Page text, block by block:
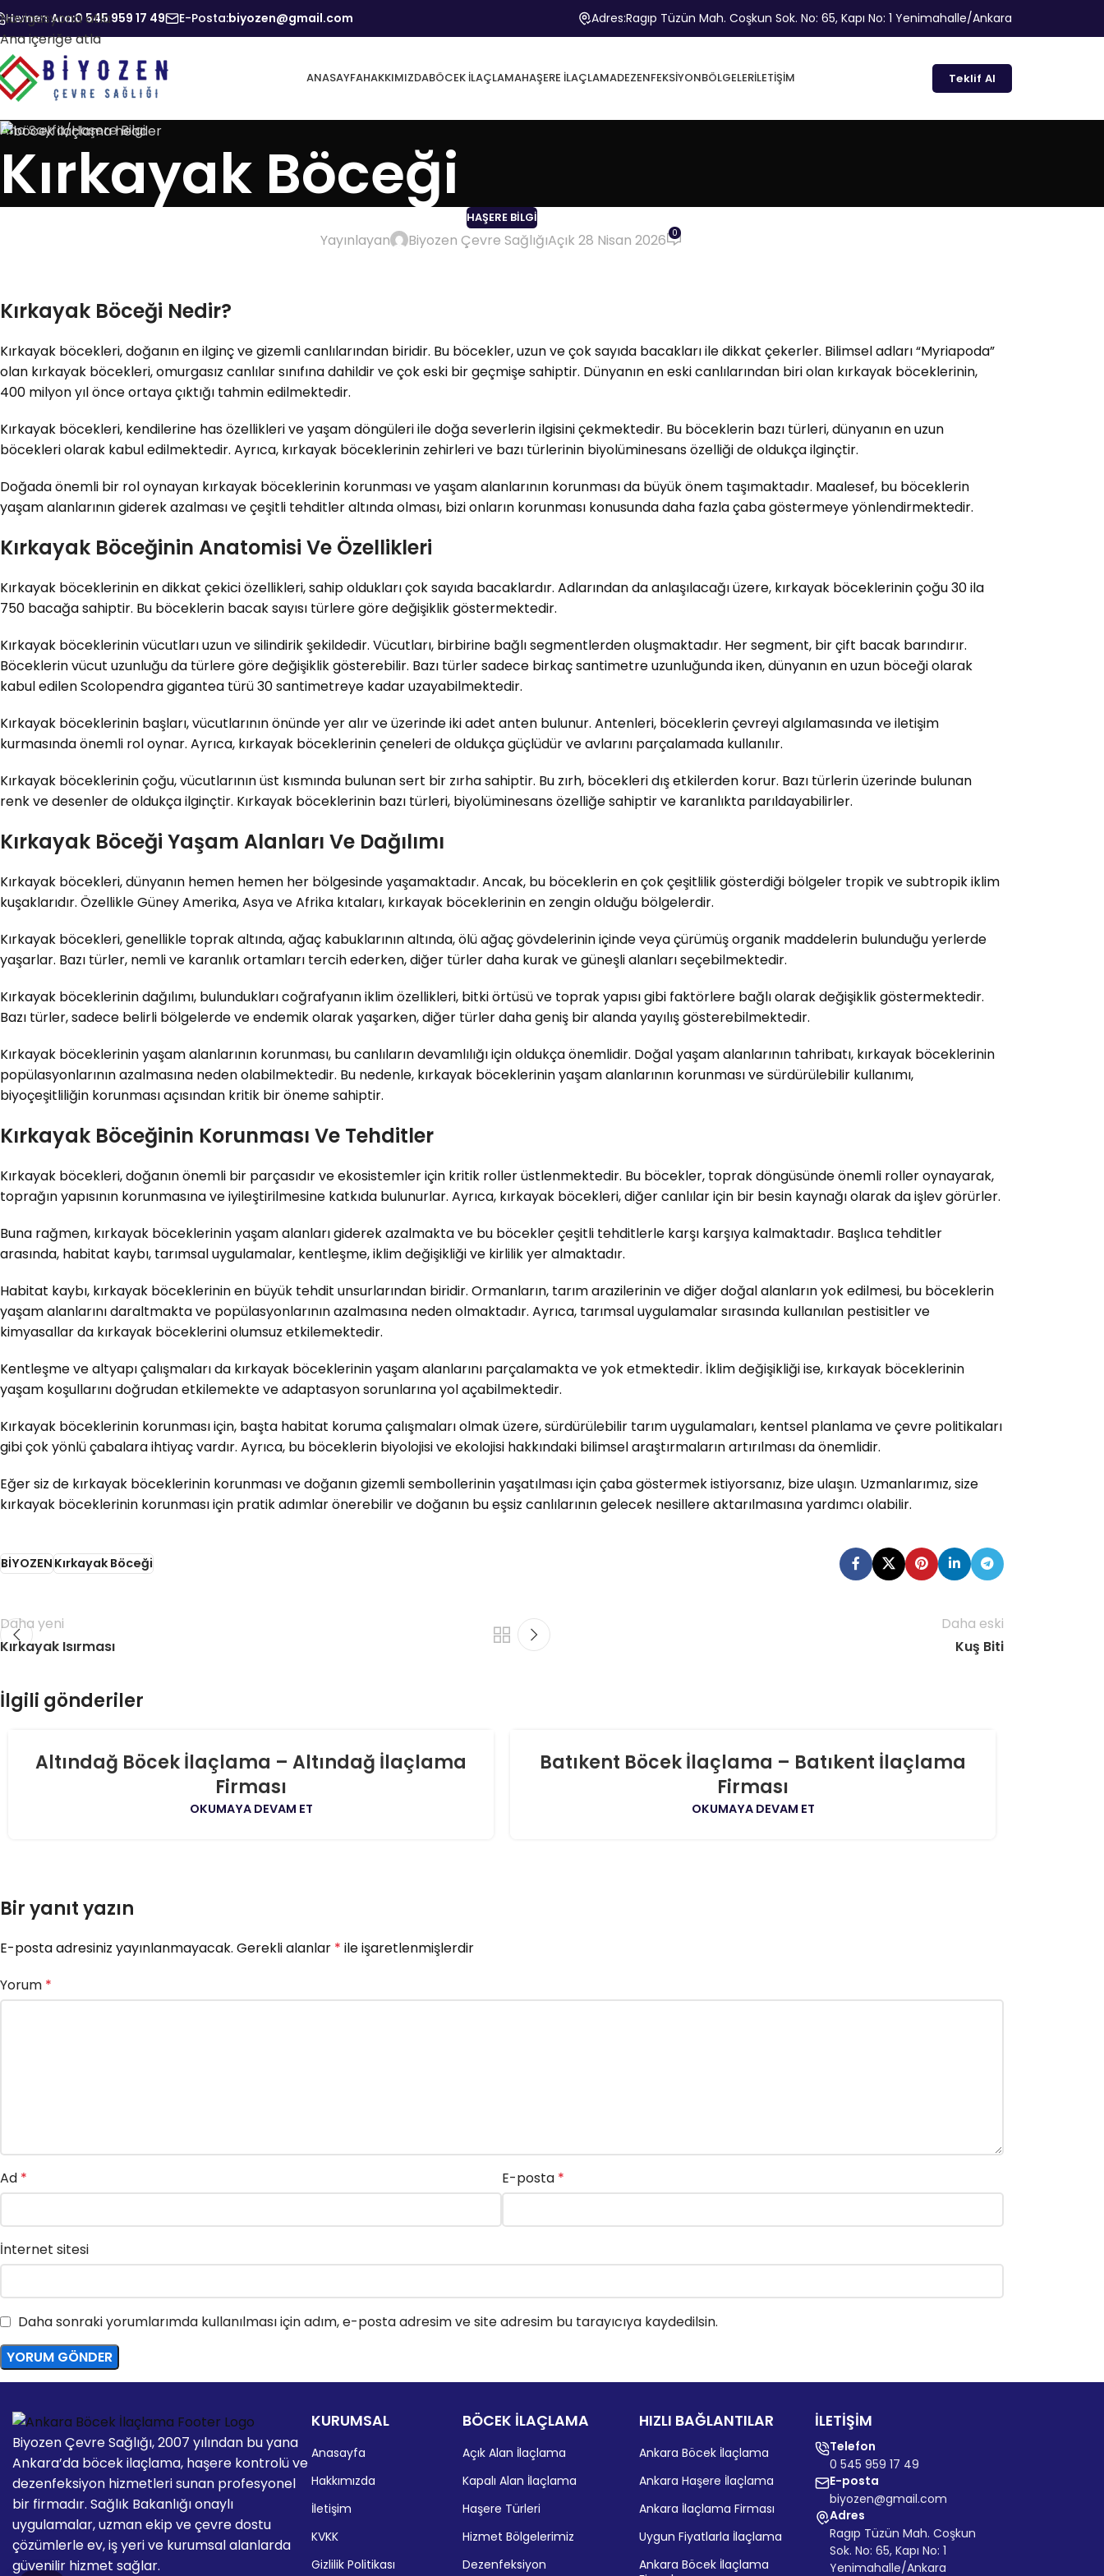
Navigasyona atla
Ana içeriğe atla
Hemen Ara:0 545 959 17 49 E-Posta:biyozen@gmail.com Adres:Ragıp Tüzün Mah. Coşkun Sok. No: 65, Kapı No: 1 Yenimahalle/Ankara
ANASAYFAHAKKIMIZDABÖCEK İLAÇLAMAHAŞERE İLAÇLAMADEZENFEKSIYONBÖLGELERİLETIŞIM Teklif Al
Ana Sayfa Haşere Bilgi
Kırkayak Böceği
HAŞERE BILGI
Yayınlayan Biyozen Çevre SağlığıAçık 28 Nisan 2026 0
Kırkayak Böceği Nedir?
Kırkayak böcekleri, doğanın en ilginç ve gizemli canlılarından biridir. Bu böcekler, uzun ve çok sayıda bacakları ile dikkat çekerler. Bilimsel adları “Myriapoda”
olan kırkayak böcekleri, omurgasız canlılar sınıfına dahildir ve çok eski bir geçmişe sahiptir. Dünyanın en eski canlılarından biri olan kırkayak böceklerinin,
400 milyon yıl önce ortaya çıktığı tahmin edilmektedir.
Kırkayak böcekleri, kendilerine has özellikleri ve yaşam döngüleri ile doğa severlerin ilgisini çekmektedir. Bu böceklerin bazı türleri, dünyanın en uzun
böcekleri olarak kabul edilmektedir. Ayrıca, kırkayak böceklerinin zehirleri ve bazı türlerinin biyolüminesans özelliği de oldukça ilginçtir.
Doğada önemli bir rol oynayan kırkayak böceklerinin korunması ve yaşam alanlarının korunması da büyük önem taşımaktadır. Maalesef, bu böceklerin
yaşam alanlarının giderek azalması ve çeşitli tehditler altında olması, bizi onların korunması konusunda daha fazla çaba göstermeye yönlendirmektedir.
Kırkayak Böceğinin Anatomisi Ve Özellikleri
Kırkayak böceklerinin en dikkat çekici özellikleri, sahip oldukları çok sayıda bacaklardır. Adlarından da anlaşılacağı üzere, kırkayak böceklerinin çoğu 30 ila
750 bacağa sahiptir. Bu böceklerin bacak sayısı türlere göre değişiklik göstermektedir.
Kırkayak böceklerinin vücutları uzun ve silindirik şekildedir. Vücutları, birbirine bağlı segmentlerden oluşmaktadır. Her segment, bir çift bacak barındırır.
Böceklerin vücut uzunluğu da türlere göre değişiklik gösterebilir. Bazı türler sadece birkaç santimetre uzunluğunda iken, dünyanın en uzun böceği olarak
kabul edilen Scolopendra gigantea türü 30 santimetreye kadar uzayabilmektedir.
Kırkayak böceklerinin başları, vücutlarının önünde yer alır ve üzerinde iki adet anten bulunur. Antenleri, böceklerin çevreyi algılamasında ve iletişim
kurmasında önemli rol oynar. Ayrıca, kırkayak böceklerinin çeneleri de oldukça güçlüdür ve avlarını parçalamada kullanılır.
Kırkayak böceklerinin çoğu, vücutlarının üst kısmında bulunan sert bir zırha sahiptir. Bu zırh, böcekleri dış etkilerden korur. Bazı türlerin üzerinde bulunan
renk ve desenler de oldukça ilginçtir. Kırkayak böceklerinin bazı türleri, biyolüminesans özelliğe sahiptir ve karanlıkta parıldayabilirler.
Kırkayak Böceği Yaşam Alanları Ve Dağılımı
Kırkayak böcekleri, dünyanın hemen hemen her bölgesinde yaşamaktadır. Ancak, bu böceklerin en çok çeşitlilik gösterdiği bölgeler tropik ve subtropik iklim
kuşaklarıdır. Özellikle Güney Amerika, Asya ve Afrika kıtaları, kırkayak böceklerinin en zengin olduğu bölgelerdir.
Kırkayak böcekleri, genellikle toprak altında, ağaç kabuklarının altında, ölü ağaç gövdelerinin içinde veya çürümüş organik maddelerin bulunduğu yerlerde
yaşarlar. Bazı türler, nemli ve karanlık ortamları tercih ederken, diğer türler daha kurak ve güneşli alanları seçebilmektedir.
Kırkayak böceklerinin dağılımı, bulundukları coğrafyanın iklim özellikleri, bitki örtüsü ve toprak yapısı gibi faktörlere bağlı olarak değişiklik göstermektedir.
Bazı türler, sadece belirli bölgelerde ve endemik olarak yaşarken, diğer türler daha geniş bir alanda yayılış gösterebilmektedir.
Kırkayak böceklerinin yaşam alanlarının korunması, bu canlıların devamlılığı için oldukça önemlidir. Doğal yaşam alanlarının tahribatı, kırkayak böceklerinin
popülasyonlarının azalmasına neden olabilmektedir. Bu nedenle, kırkayak böceklerinin yaşam alanlarının korunması ve sürdürülebilir kullanımı,
biyoçeşitliliğin korunması açısından kritik bir öneme sahiptir.
Kırkayak Böceğinin Korunması Ve Tehditler
Kırkayak böcekleri, doğanın önemli bir parçasıdır ve ekosistemler için kritik roller üstlenmektedir. Bu böcekler, toprak döngüsünde önemli roller oynayarak,
toprağın yapısının korunmasına ve iyileştirilmesine katkıda bulunurlar. Ayrıca, kırkayak böcekleri, diğer canlılar için bir besin kaynağı olarak da işlev görürler.
Buna rağmen, kırkayak böceklerinin yaşam alanları giderek azalmakta ve bu böcekler çeşitli tehditlerle karşı karşıya kalmaktadır. Başlıca tehditler
arasında, habitat kaybı, tarımsal uygulamalar, kentleşme, iklim değişikliği ve kirlilik yer almaktadır.
Habitat kaybı, kırkayak böceklerinin en büyük tehdit unsurlarından biridir. Ormanların, tarım arazilerinin ve diğer doğal alanların yok edilmesi, bu böceklerin
yaşam alanlarını daraltmakta ve popülasyonlarının azalmasına neden olmaktadır. Ayrıca, tarımsal uygulamalar sırasında kullanılan pestisitler ve
kimyasallar da kırkayak böceklerini olumsuz etkilemektedir.
Kentleşme ve altyapı çalışmaları da kırkayak böceklerinin yaşam alanlarını parçalamakta ve yok etmektedir. İklim değişikliği ise, kırkayak böceklerinin
yaşam koşullarını doğrudan etkilemekte ve adaptasyon sorunlarına yol açabilmektedir.
Kırkayak böceklerinin korunması için, başta habitat koruma çalışmaları olmak üzere, sürdürülebilir tarım uygulamaları, kentsel planlama ve çevre politikaları
gibi çok yönlü çabalara ihtiyaç vardır. Ayrıca, bu böceklerin biyolojisi ve ekolojisi hakkındaki bilimsel araştırmaların artırılması da önemlidir.
Eğer siz de kırkayak böceklerinin korunması ve doğanın gizemli sembollerinin yaşatılması için çaba göstermek istiyorsanız, bize ulaşın. Uzmanlarımız, size
kırkayak böceklerinin korunması için pratik adımlar önerebilir ve doğanın bu eşsiz canlılarının gelecek nesillere aktarılmasına yardımcı olabilir.
BİYOZENKırkayak Böceği
Daha yeni
Kırkayak Isırması
Daha eski
Kuş Biti
İlgili gönderiler
06
AĞUAltındağ Böcek İlaçlama – Altındağ İlaçlama
Firması
OKUMAYA DEVAM ET
06
AĞUBatıkent Böcek İlaçlama – Batıkent İlaçlama
Firması
OKUMAYA DEVAM ET
Bir yanıt yazın
E-posta adresiniz yayınlanmayacak. Gerekli alanlar * ile işaretlenmişlerdir
Yorum *
Ad * E-posta *
İnternet sitesi
Daha sonraki yorumlarımda kullanılması için adım, e-posta adresim ve site adresim bu tarayıcıya kaydedilsin.
Biyozen Çevre Sağlığı, 2007 yılından bu yana
Ankara’da böcek ilaçlama, haşere kontrolü ve
dezenfeksiyon hizmetleri sunan profesyonel
bir firmadır. Sağlık Bakanlığı onaylı
uygulamalar, uzman ekip ve çevre dostu
çözümlerle ev, iş yeri ve kurumsal alanlarda
güvenilir hizmet sağlar.
KURUMSAL
Anasayfa
Hakkımızda
İletişim
KVKK
Gizlilik Politikası
BÖCEK İLAÇLAMA
Açık Alan İlaçlama
Kapalı Alan İlaçlama
Haşere Türleri
Hizmet Bölgelerimiz
Dezenfeksiyon
HIZLI BAĞLANTILAR
Ankara Böcek İlaçlama
Ankara Haşere İlaçlama
Ankara İlaçlama Firması
Uygun Fiyatlarla İlaçlama
Ankara Böcek İlaçlama
İLETİŞİM
Telefon
0 545 959 17 49
E-posta
biyozen@gmail.com
Adres
Ragıp Tüzün Mah. Coşkun
Sok. No: 65, Kapı No: 1
Yenimahalle/Ankara